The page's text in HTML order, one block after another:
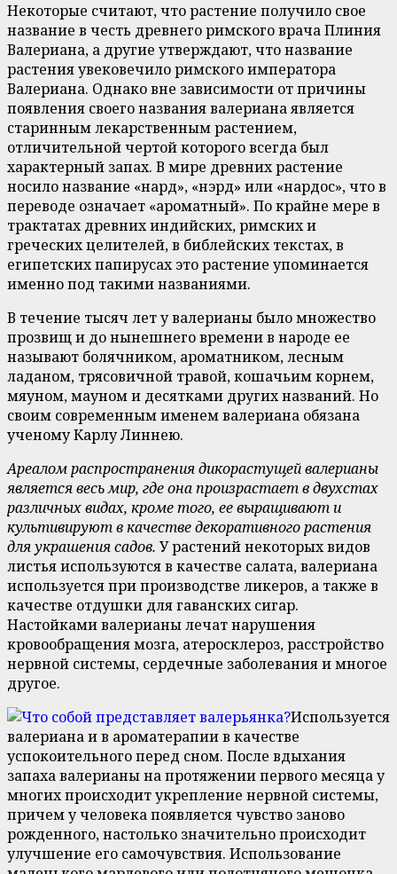
Некоторые считают, что растение получило свое
название в честь древнего римского врача Плиния
Валериана, а другие утверждают, что название
растения увековечило римского императора
Валериана. Однако вне зависимости от причины
появления своего названия валериана является
старинным лекарственным растением,
отличительной чертой которого всегда был
характерный запах. В мире древних растение
носило название «нард», «нэрд» или «нардос», что в
переводе означает «ароматный». По крайне мере в
трактатах древних индийских, римских и
греческих целителей, в библейских текстах, в
египетских папирусах это растение упоминается
именно под такими названиями.
В течение тысяч лет у валерианы было множество
прозвищ и до нынешнего времени в народе ее
называют болячником, ароматником, лесным
ладаном, трясовичной травой, кошачьим корнем,
мяуном, мауном и десятками других названий. Но
своим современным именем валериана обязана
ученому Карлу Линнею.
Ареалом распространения дикорастущей валерианы
является весь мир, где она произрастает в двухстах
различных видах, кроме того, ее выращивают и
культивируют в качестве декоративного растения
для украшения садов. У растений некоторых видов
листья используются в качестве салата, валериана
используется при производстве ликеров, а также в
качестве отдушки для гаванских сигар.
Настойками валерианы лечат нарушения
кровообращения мозга, атеросклероз, расстройство
нервной системы, сердечные заболевания и многое
другое.
Используется
валериана и в ароматерапии в качестве
успокоительного перед сном. После вдыхания
запаха валерианы на протяжении первого месяца у
многих происходит укрепление нервной системы,
причем у человека появляется чувство заново
рожденного, настолько значительно происходит
улучшение его самочувствия. Использование